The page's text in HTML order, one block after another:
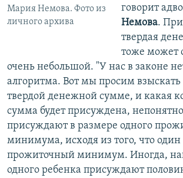
Мария Немова. Фото из
личного архива
говорит
Немова. При
твердая
тоже может
очень небольшой. "У нас в законе
алгоритма. Вот мы просим
твердой денежной сумме, и какая
сумма будет присуждена,
присуждают в размере одного
минимума, исходя из того, что
прожиточный минимум. Иногда,
одного ребенка присуждают